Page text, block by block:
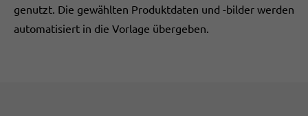
genutzt. Die gewählten Produktdaten und -bilder werden
automatisiert in die Vorlage übergeben.